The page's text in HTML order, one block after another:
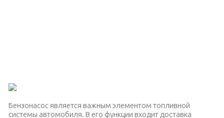
Бензонасос является важным элементом топливной
системы автомобиля. В его функции входит доставка